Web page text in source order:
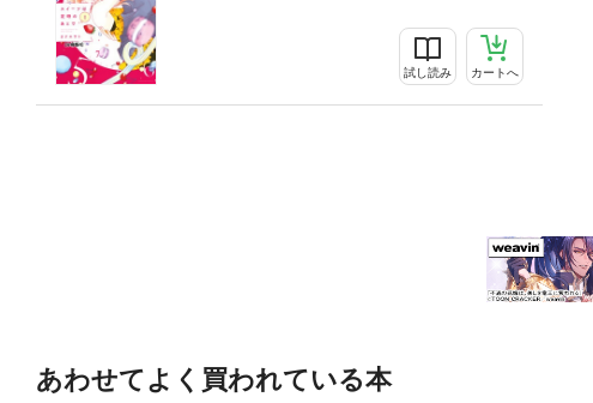
試し読み カートへ
あわせてよく買われている本